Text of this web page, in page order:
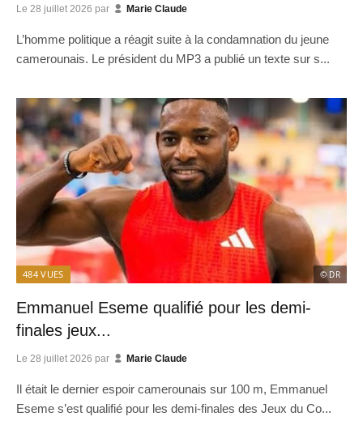
Le 28 juillet 2026 par Marie Claude
L’homme politique a réagit suite à la condamnation du jeune
camerounais. Le président du MP3 a publié un texte sur s...
484 VUES © DR
Emmanuel Eseme qualifié pour les demi-
finales jeux...
Le 28 juillet 2026 par Marie Claude
Il était le dernier espoir camerounais sur 100 m, Emmanuel
Eseme s’est qualifié pour les demi-finales des Jeux du Co...